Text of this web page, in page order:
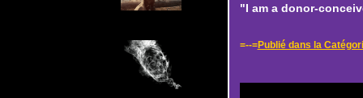
"I am a donor-
=--=Publié dans la